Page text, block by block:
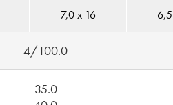
7,0 x 16
4/100.0
35.0